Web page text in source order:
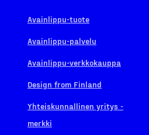
Avainlippu-tuote
Avainlippu-palvelu
Avainlippu-verkkokauppa
Design from Finland
Yhteiskunnallinen yritys -
merkki